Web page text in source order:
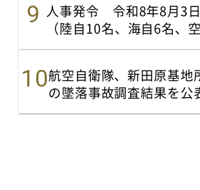
人事発令 令和8年8月3
（陸自10名、海自6名、
航空自衛隊、新田原基地
の墜落事故調査結果を公